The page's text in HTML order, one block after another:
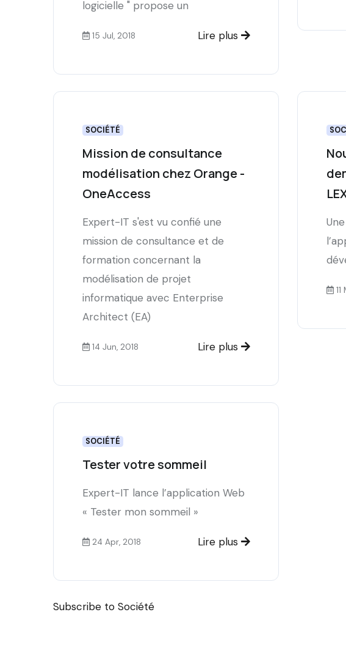
logicielle " propose un
15 Jul, 2018 Lire plus
SOCIÉTÉ
Mission de consultance
modélisation chez Orange -
OneAccess
Expert-IT s'est vu confié une
mission de consultance et de
formation concernant la
modélisation de projet
informatique avec Enterprise
Architect (EA)
14 Jun, 2018 Lire plus
SOCIÉTÉ
Tester votre sommeil
Expert-IT lance l’application Web
« Tester mon sommeil »
24 Apr, 2018 Lire plus
Subscribe to Société